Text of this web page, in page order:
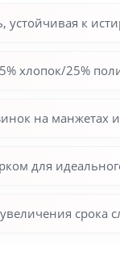
устойчивая к
хлопок/25%
на
для
срока